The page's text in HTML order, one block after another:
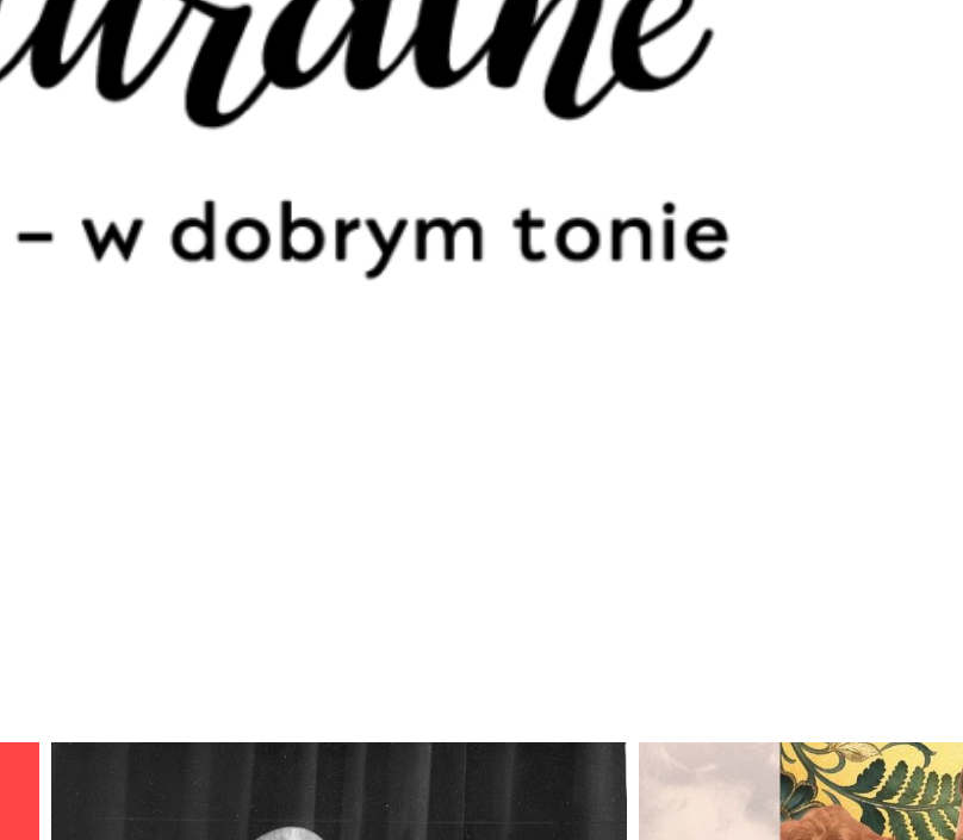
Odtwarzacz
plików
dźwiękowych
plików
dźwiękowych